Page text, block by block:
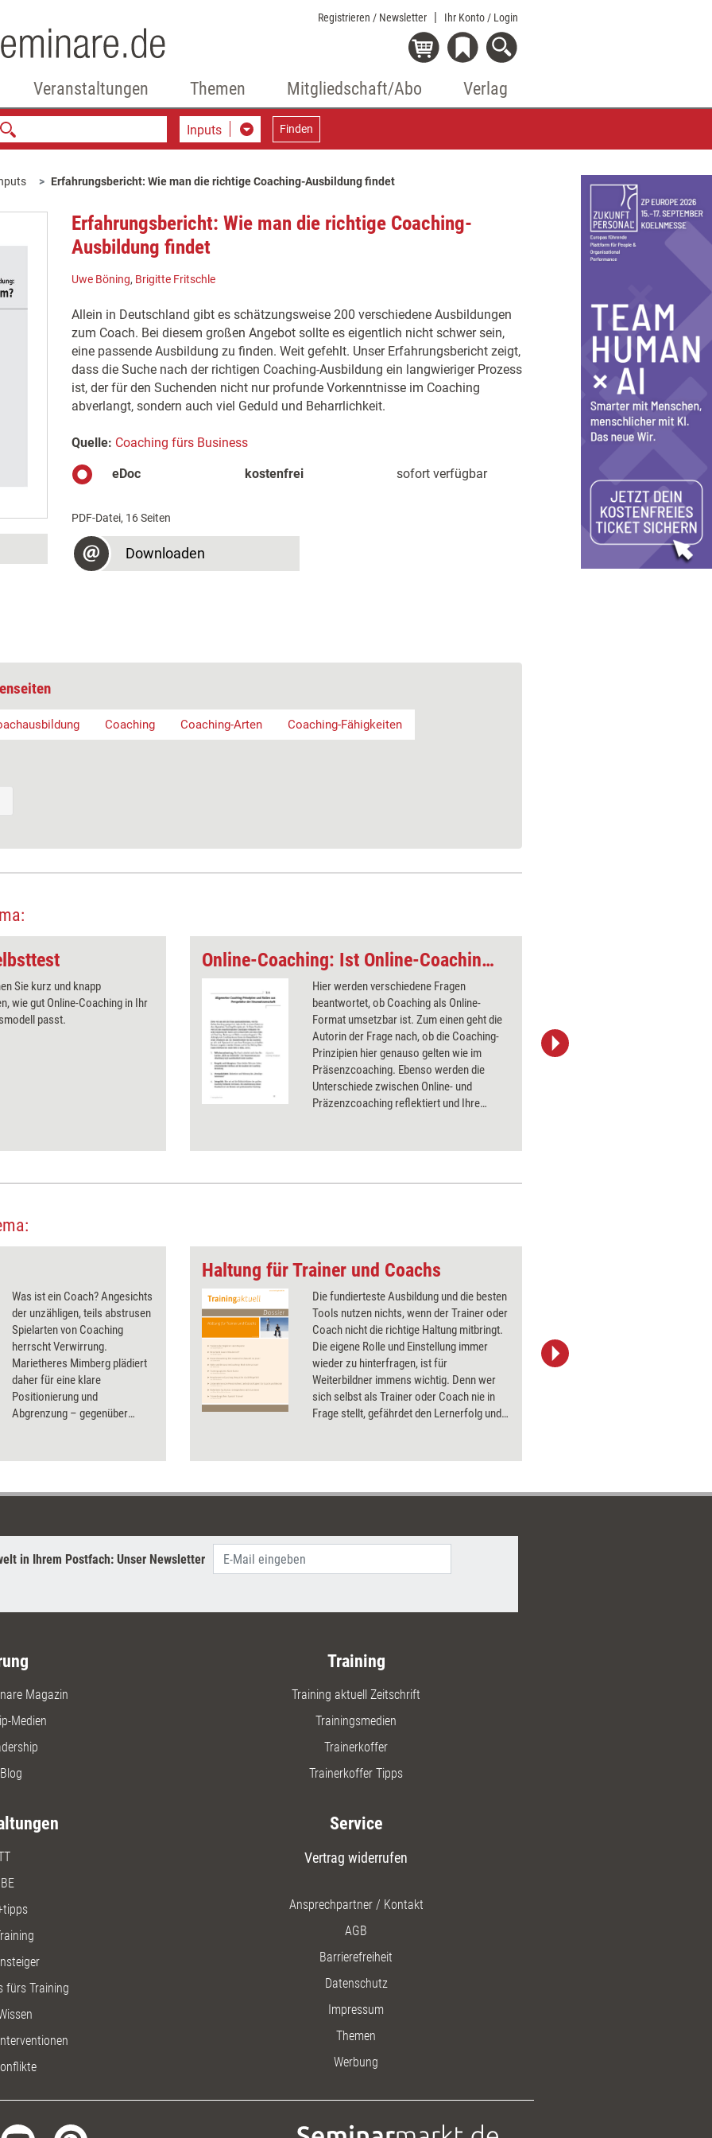
Registrieren / Newsletter Ihr Konto / Login
Veranstaltungen Themen Mitgliedschaft/Abo Verlag
Inputs Finden
Erfahrungsbericht: Wie man die richtige Coaching-Ausbildung findet
Erfahrungsbericht: Wie man die richtige Coaching-
Ausbildung findet
Uwe Böning, Brigitte Fritschle
Allein in Deutschland gibt es schätzungsweise 200 verschiedene Ausbildungen
zum Coach. Bei diesem großen Angebot sollte es eigentlich nicht schwer sein,
eine passende Ausbildung zu finden. Weit gefehlt. Unser Erfahrungsbericht zeigt,
dass die Suche nach der richtigen Coaching-Ausbildung ein langwieriger Prozess
ist, der für den Suchenden nicht nur profunde Vorkenntnisse im Coaching
abverlangt, sondern auch viel Geduld und Beharrlichkeit.
Quelle: Coaching fürs Business
eDoc kostenfrei sofort verfügbar
PDF-Datei, 16 Seiten
Downloaden
Coaching Coaching-Arten Coaching-Fähigkeiten
Sie kurz und knapp
wie gut Online-Coaching in Ihr
passt.
Online-Coaching: Ist Online-Coaching für mich umsetzbar?
Hier werden verschiedene Fragen
beantwortet, ob Coaching als Online-
Format umsetzbar ist. Zum einen geht die
Autorin der Frage nach, ob die Coaching-
Prinzipien hier genauso gelten wie im
Präsenzcoaching. Ebenso werden die
Unterschiede zwischen Online- und
Präzenzcoaching reflektiert und Ihre
Elementen in Ihr Coaching angesprochen.
Was ist ein Coach? Angesichts
der unzähligen, teils abstrusen
Spielarten von Coaching
herrscht Verwirrung.
Marietheres Mimberg plädiert
daher für eine klare
Positionierung und
Abgrenzung – gegenüber
Verständnis von Coaching.
Haltung für Trainer und Coachs
Die fundierteste Ausbildung und die besten
Tools nutzen nichts, wenn der Trainer oder
Coach nicht die richtige Haltung mitbringt.
Die eigene Rolle und Einstellung immer
wieder zu hinterfragen, ist für
Weiterbildner immens wichtig. Denn wer
sich selbst als Trainer oder Coach nie in
Frage stellt, gefährdet den Lernerfolg und
Artikel, die die Haltung von Weiterbildnern
in Ihrem Postfach: Unser Newsletter
Magazin
Medien
Training
Training aktuell Zeitschrift
Trainingsmedien
Trainerkoffer
Trainerkoffer Tipps
fürs Training
Service
Vertrag widerrufen
Ansprechpartner / Kontakt
AGB
Barrierefreiheit
Datenschutz
Impressum
Themen
Werbung